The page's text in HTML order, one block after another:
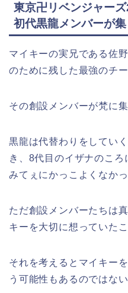
東京卍リベンジャー
初代黒龍メンバーが
マイキーの実兄である佐
のために残した最強のチー
その創設メンバーが梵に
黒龍は代替わりをしてい
き、8代目のイザナのこ
みてぇにかっこよくなか
ただ創設メンバーたちは
キーを大切に想っていた
それを考えるとマイキー
う可能性もあるのではな